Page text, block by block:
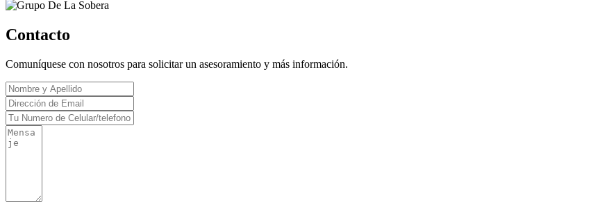
Contacto
Comuníquese con nosotros para solicitar un asesoramiento y más información.